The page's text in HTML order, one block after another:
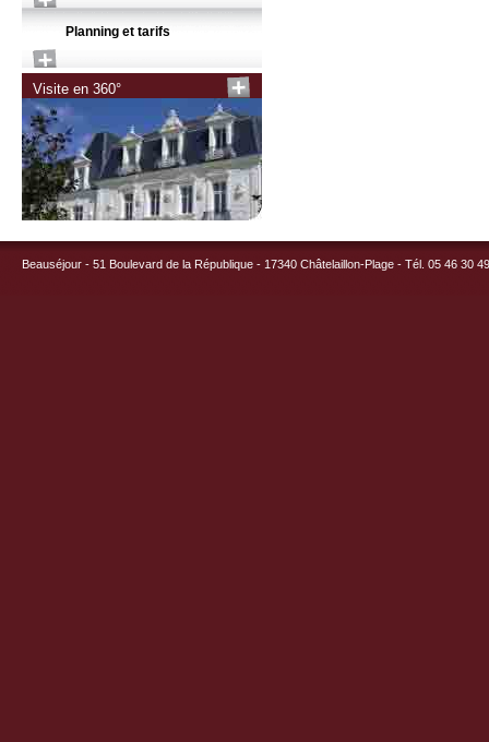
Planning et tarifs
Visite en 360°
Beauséjour - 51 Boulevard de la République - 17340 Châtelaillon-Plage - Tél. 05 46 30